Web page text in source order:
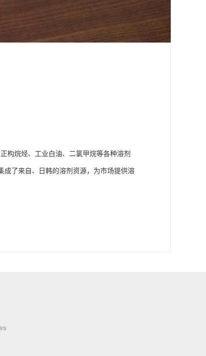
构烷烃、工业白油、二氯甲烷等各种溶剂
成了来自、日韩的溶剂资源，为市场提供溶